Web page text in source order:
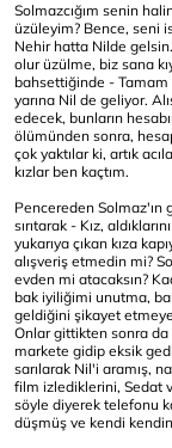
Solmazcığım senin
üzüleyim? Bence, seni
Nehir hatta Nilde
olur üzülme, biz sana
bahsettiğinde - Tamam
yarına Nil de geliyor.
edecek, bunların
ölümünden sonra,
çok yaktılar ki, artık
kızlar ben kaçtım.
Pencereden Solmaz'ın
sırıtarak - Kız,
yukarıya çıkan kıza
alışveriş etmedin mi?
evden mi atacaksın?
bak iyiliğimi unutma,
geldiğini şikayet
Onlar gittikten sonra da
markete gidip eksik
sarılarak Nil'i aramış,
film izlediklerini, Sedat
söyle diyerek telefonu
düşmüş ve kendi